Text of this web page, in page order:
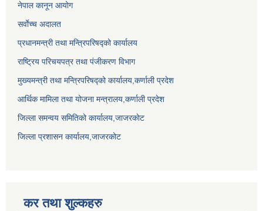
नेपाल कानून आयोग
सर्वाेच्च अदालत
प्रधानमन्त्री तथा मन्त्रिपरिषद्को कार्यालय
राष्ट्रिय परिचयपत्र तथा पंजीकरण विभाग
मुख्यमन्त्री तथा मन्त्रिपरिषद्को कार्यालय,कर्णाली प्रदेश
आर्थिक मामिला तथा योजना मन्त्रालय,कर्णाली प्रदेश
जिल्ला समन्वय समितिको कार्यालय,जाजरकाेट
जिल्ला प्रशासन कार्यालय,जाजरकोट
कर तथा शुल्कहरु